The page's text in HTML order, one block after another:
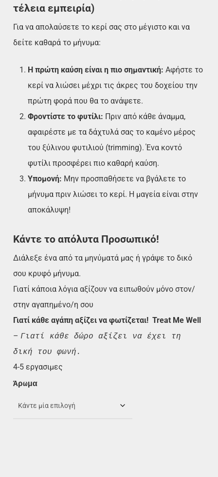
τέλεια εμπειρία)
Για να απολαύσετε το κερί σας στο μέγιστο και να
δείτε καθαρά το μήνυμα:
Η πρώτη καύση είναι η πιο σημαντική: Αφήστε το
κερί να λιώσει μέχρι τις άκρες του δοχείου την
πρώτη φορά που θα το ανάψετε.
Φροντίστε το φυτίλι: Πριν από κάθε άναμμα,
αφαιρέστε με τα δάχτυλά σας το καμένο μέρος
του ξύλινου φυτιλιού (trimming). Ένα κοντό
φυτίλι προσφέρει πιο καθαρή καύση.
Υπομονή: Μην προσπαθήσετε να βγάλετε το
μήνυμα πριν λιώσει το κερί. Η μαγεία είναι στην
αποκάλυψη!
Κάντε το απόλυτα Προσωπικό!
Διάλεξε ένα από τα μηνύματά μας ή γράψε το δικό
σου κρυφό μήνυμα.
Γιατί κάποια λόγια αξίζουν να ειπωθούν μόνο στον/
στην αγαπημένο/η σου
Γιατί κάθε αγάπη αξίζει να φωτίζεται! Treat Me Well
– Γιατί κάθε δώρο αξίζει να έχει τη
δική του φωνή.
4-5 εργασιμες
Άρωμα